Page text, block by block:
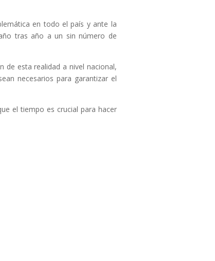
en todo el país y ante la
tras año a un sin número de
de esta realidad a nivel nacional,
necesarios para garantizar el
el tiempo es crucial para hacer